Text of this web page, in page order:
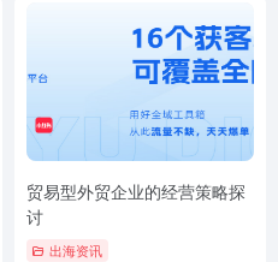
贸易型外贸企业的经营策略探
讨
出海资讯